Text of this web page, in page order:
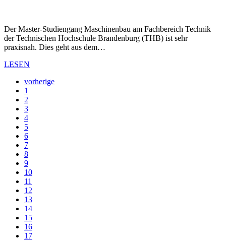
Der Master-Studiengang Maschinenbau am Fachbereich Technik
der Technischen Hochschule Brandenburg (THB) ist sehr
praxisnah. Dies geht aus dem…
LESEN
vorherige
1
2
3
4
5
6
7
8
9
10
11
12
13
14
15
16
17